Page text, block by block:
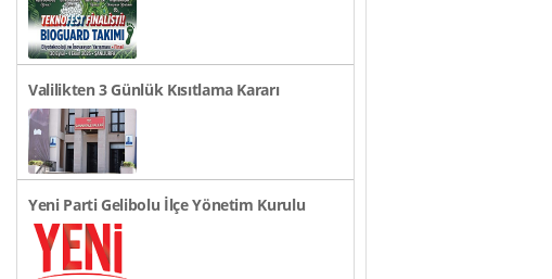
Türkiye Finali Başarıs..
Valilikten 3 Günlük Kısıtlama Kararı
Duyurusu
Yeni Parti Gelibolu İlçe Yönetim Kurulu
Açıklandı